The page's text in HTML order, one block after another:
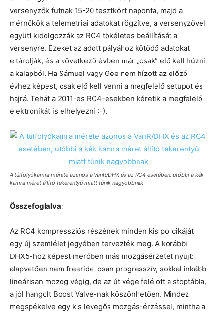
versenyzők futnak 15-20 tesztkört naponta, majd a
mérnökök a telemetriai adatokat rögzítve, a versenyzővel
együtt kidolgozzák az RC4 tökéletes beállítását a
versenyre. Ezeket az adott pályához kötődő adatokat
eltárolják, és a következő évben már „csak” elő kell húzni
a kalapból. Ha Sámuel vagy Gee nem hízott az előző
évhez képest, csak elő kell venni a megfelelő setupot és
hajrá. Tehát a 2011-es RC4-esekben kéretik a megfelelő
elektronikát is elhelyezni :-).
A túlfolyókamra mérete azonos a VanR/DHX és az RC4 esetében, utóbbi a kék
kamra méret állító tekerentyű miatt tűnik nagyobbnak
Összefoglalva:
Az RC4 kompressziós részének minden kis porcikáját
egy új szemlélet jegyében tervezték meg. A korábbi
DHX5-höz képest merőben más mozgásérzetet nyújt:
alapvetően nem freeride-osan progresszív, sokkal inkább
lineárisan mozog végig, de az út vége felé ott a stoptábla,
a jól hangolt Boost Valve-nak köszönhetően. Mindez
megspékelve egy kis levegős mozgás-érzéssel, mintha a